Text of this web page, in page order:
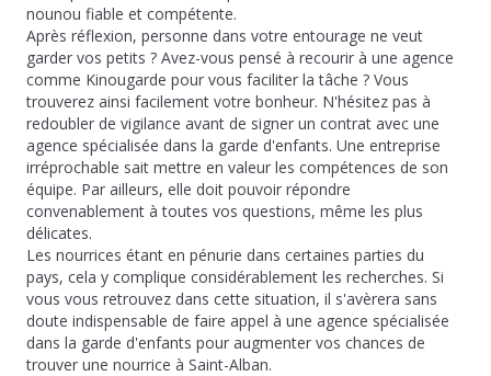
nounou fiable et compétente.
Après réflexion, personne dans votre entourage ne veut
garder vos petits ? Avez-vous pensé à recourir à une agence
comme Kinougarde pour vous faciliter la tâche ? Vous
trouverez ainsi facilement votre bonheur. N'hésitez pas à
redoubler de vigilance avant de signer un contrat avec une
agence spécialisée dans la garde d'enfants. Une entreprise
irréprochable sait mettre en valeur les compétences de son
équipe. Par ailleurs, elle doit pouvoir répondre
convenablement à toutes vos questions, même les plus
délicates.
Les nourrices étant en pénurie dans certaines parties du
pays, cela y complique considérablement les recherches. Si
vous vous retrouvez dans cette situation, il s'avèrera sans
doute indispensable de faire appel à une agence spécialisée
dans la garde d'enfants pour augmenter vos chances de
trouver une nourrice à Saint-Alban.